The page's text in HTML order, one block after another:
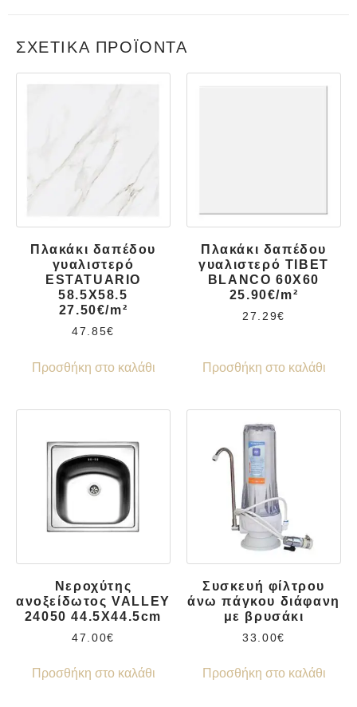
ΣΧΕΤΙΚΆ ΠΡΟΪΌΝΤΑ
Πλακάκι δαπέδου
γυαλιστερό
ESTATUARIO
58.5X58.5
27.50€/m²
47.85€
Προσθήκη στο καλάθι
Πλακάκι δαπέδου
γυαλιστερό TIBET
BLANCO 60X60
25.90€/m²
27.29€
Προσθήκη στο καλάθι
Νεροχύτης
ανοξείδωτος VALLEY
24050 44.5X44.5cm
47.00€
Προσθήκη στο καλάθι
Συσκευή φίλτρου
άνω πάγκου διάφανη
με βρυσάκι
33.00€
Προσθήκη στο καλάθι